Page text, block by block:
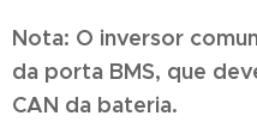
Nota: O inversor
da porta BMS, que
CAN da bateria.